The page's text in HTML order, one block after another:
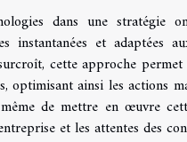
dans une stratégie
instantanées et adaptées
cette approche
optimisant ainsi les
de mettre en œuvre
et les attentes des